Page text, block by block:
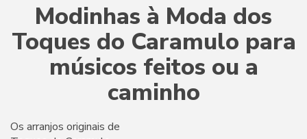
Modinhas à Moda dos
Toques do Caramulo para
músicos feitos ou a
caminho
Os arranjos originais de